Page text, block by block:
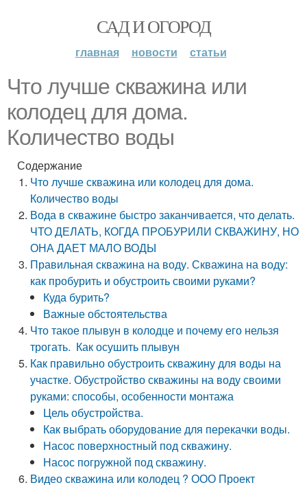
САД И ОГОРОД
главная новости статьи
Что лучше скважина или
колодец для дома.
Количество воды
Содержание
Что лучше скважина или колодец для дома.
Количество воды
Вода в скважине быстро заканчивается, что делать.
ЧТО ДЕЛАТЬ, КОГДА ПРОБУРИЛИ СКВАЖИНУ, НО
ОНА ДАЕТ МАЛО ВОДЫ
Правильная скважина на воду. Скважина на воду:
как пробурить и обустроить своими руками?
Куда бурить?
Важные обстоятельства
Что такое плывун в колодце и почему его нельзя
трогать. Как осушить плывун
Как правильно обустроить скважину для воды на
участке. Обустройство скважины на воду своими
руками: способы, особенности монтажа
Цель обустройства.
Как выбрать оборудование для перекачки воды.
Насос поверхностный под скважину.
Насос погружной под скважину.
Видео скважина или колодец ? ООО Проект